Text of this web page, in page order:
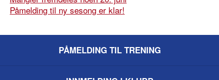
Påmelding til ny sesong er klar!
PÅMELDING TIL TRENING